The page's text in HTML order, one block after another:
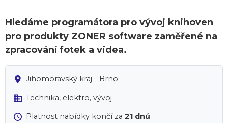
Hledáme programátora pro vývoj knihoven
pro produkty ZONER software zaměřené na
zpracování fotek a videa.
Jihomoravský kraj - Brno
Technika, elektro, vývoj
Platnost nabídky končí za 21 dnů